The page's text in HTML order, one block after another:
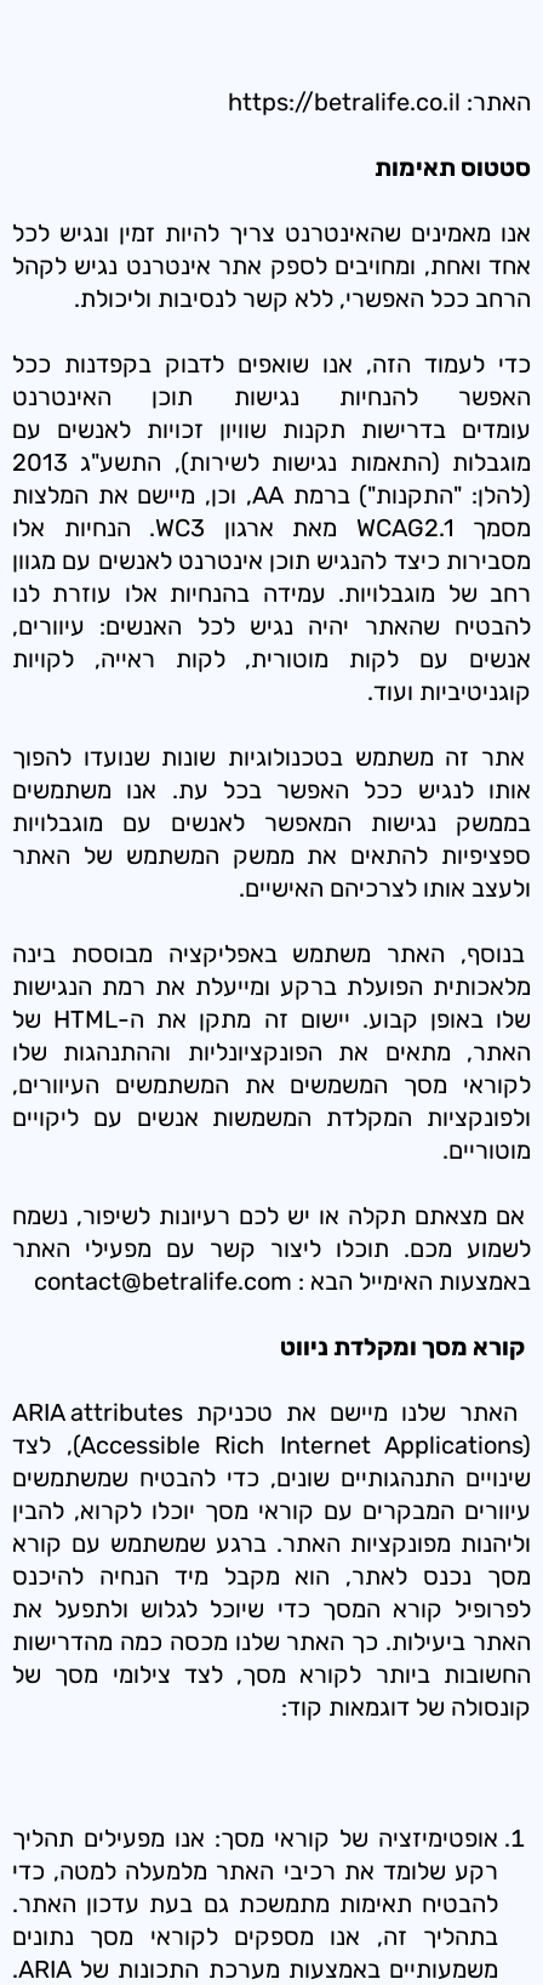
האתר: https://betralife.co.il
סטטוס תאימות
אנו מאמינים שהאינטרנט צריך להיות זמין ונגיש לכל
אחד ואחת, ומחויבים לספק אתר אינטרנט נגיש לקהל
הרחב ככל האפשרי, ללא קשר לנסיבות וליכולת.
כדי לעמוד הזה, אנו שואפים לדבוק בקפדנות ככל
האפשר להנחיות נגישות תוכן האינטרנט
עומדים בדרישות תקנות שוויון זכויות לאנשים עם
מוגבלות (התאמות נגישות לשירות), התשע"ג 2013
(להלן: "התקנות") ברמת AA, וכן, מיישם את המלצות
מסמך WCAG2.1 מאת ארגון WC3. הנחיות אלו
מסבירות כיצד להנגיש תוכן אינטרנט לאנשים עם מגוון
רחב של מוגבלויות. עמידה בהנחיות אלו עוזרת לנו
להבטיח שהאתר יהיה נגיש לכל האנשים: עיוורים,
אנשים עם לקות מוטורית, לקות ראייה, לקויות
קוגניטיביות ועוד.
אתר זה משתמש בטכנולוגיות שונות שנועדו להפוך
אותו לנגיש ככל האפשר בכל עת. אנו משתמשים
בממשק נגישות המאפשר לאנשים עם מוגבלויות
ספציפיות להתאים את ממשק המשתמש של האתר
ולעצב אותו לצרכיהם האישיים.
בנוסף, האתר משתמש באפליקציה מבוססת בינה
מלאכותית הפועלת ברקע ומייעלת את רמת הנגישות
שלו באופן קבוע. יישום זה מתקן את ה-HTML של
האתר, מתאים את הפונקציונליות וההתנהגות שלו
לקוראי מסך המשמשים את המשתמשים העיוורים,
ולפונקציות המקלדת המשמשות אנשים עם ליקויים
מוטוריים.
אם מצאתם תקלה או יש לכם רעיונות לשיפור, נשמח
לשמוע מכם. תוכלו ליצור קשר עם מפעילי האתר
באמצעות האימייל הבא : contact@betralife.com
קורא מסך ומקלדת ניווט
האתר שלנו מיישם את טכניקת ARIA attributes
(Accessible Rich Internet Applications), לצד
שינויים התנהגותיים שונים, כדי להבטיח שמשתמשים
עיוורים המבקרים עם קוראי מסך יוכלו לקרוא, להבין
וליהנות מפונקציות האתר. ברגע שמשתמש עם קורא
מסך נכנס לאתר, הוא מקבל מיד הנחיה להיכנס
לפרופיל קורא המסך כדי שיוכל לגלוש ולתפעל את
האתר ביעילות. כך האתר שלנו מכסה כמה מהדרישות
החשובות ביותר לקורא מסך, לצד צילומי מסך של
קונסולה של דוגמאות קוד:
אופטימיזציה של קוראי מסך: אנו מפעילים תהליך
רקע שלומד את רכיבי האתר מלמעלה למטה, כדי
להבטיח תאימות מתמשכת גם בעת עדכון האתר.
בתהליך זה, אנו מספקים לקוראי מסך נתונים
משמעותיים באמצעות מערכת התכונות של ARIA.